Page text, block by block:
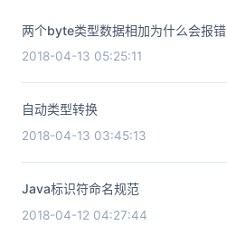
两个byte类型数据相加为什么会报错
2018-04-13 05:25:11
自动类型转换
2018-04-13 03:45:13
Java标识符命名规范
2018-04-12 04:27:44